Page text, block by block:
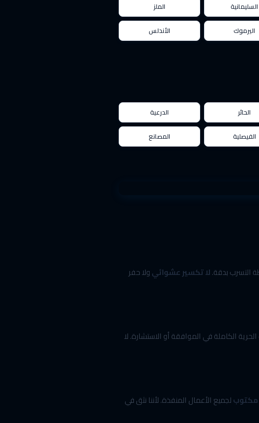
السليمانية الملز
اليرموك الأندلس
الحائر الدرعية
الفيصلية المصانع
التسرب بدقة.لا تكسير عشوائيولا حفر
الكاملة في الموافقة أو الاستشارة. لا
لجميع الأعمال المنفذة. لأننا نثق في